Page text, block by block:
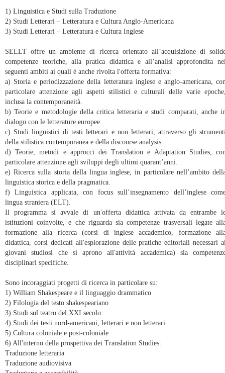
1) Linguistica e Studi sulla Traduzione
2) Studi Letterari – Letteratura e Cultura Anglo-Americana
3) Studi Letterari – Letteratura e Cultura Inglese
SELLT offre un ambiente di ricerca orientato all’acquisizione di
competenze teoriche, alla pratica didattica e all’analisi approfondita
seguenti ambiti ai quali è anche rivolta l'offerta formativa:
a) Storia e periodizzazione della letteratura inglese e anglo-americana,
particolare attenzione agli aspetti stilistici e culturali delle varie
inclusa la contemporaneità.
b) Teorie e metodologie della critica letteraria e studi comparati, anche
dialogo con le letterature europee.
c) Studi linguistici di testi letterari e non letterari, attraverso gli
della stilistica contemporanea e della discourse analysis.
d) Teorie, metodi e approcci dei Translation e Adaptation Studies,
particolare attenzione agli sviluppi degli ultimi quarant’anni.
e) Ricerca sulla storia della lingua inglese, in particolare nell’ambito
linguistica storica e della pragmatica.
f) Linguistica applicata, con focus sull’insegnamento dell’inglese
lingua straniera (ELT).
Il programma si avvale di un'offerta didattica attivata da entrambe
istituzioni coinvolte, e che riguarda sia competenze trasversali legate
formazione alla ricerca (corsi di inglese accademico, formazione
didattica, corsi dedicati all'esplorazione delle pratiche editoriali necessari
giovani studiosi che si aprono all'attività accademica) sia
disciplinari specifiche.
Sono incoraggiati progetti di ricerca in particolare su:
1) William Shakespeare e il linguaggio drammatico
2) Filologia del testo shakespeariano
3) Studi sul teatro del XXI secolo
4) Studi dei testi nord-americani, letterari e non letterari
5) Cultura coloniale e post-coloniale
6) All'interno della prospettiva dei Translation Studies:
Traduzione letteraria
Traduzione audiovisiva